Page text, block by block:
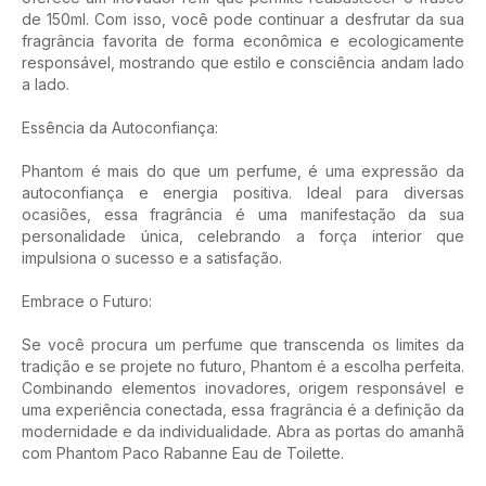
de 150ml. Com isso, você pode continuar a desfrutar da sua
fragrância favorita de forma econômica e ecologicamente
responsável, mostrando que estilo e consciência andam lado
a lado.
Essência da Autoconfiança:
Phantom é mais do que um perfume, é uma expressão da
autoconfiança e energia positiva. Ideal para diversas
ocasiões, essa fragrância é uma manifestação da sua
personalidade única, celebrando a força interior que
impulsiona o sucesso e a satisfação.
Embrace o Futuro:
Se você procura um perfume que transcenda os limites da
tradição e se projete no futuro, Phantom é a escolha perfeita.
Combinando elementos inovadores, origem responsável e
uma experiência conectada, essa fragrância é a definição da
modernidade e da individualidade. Abra as portas do amanhã
com Phantom Paco Rabanne Eau de Toilette.